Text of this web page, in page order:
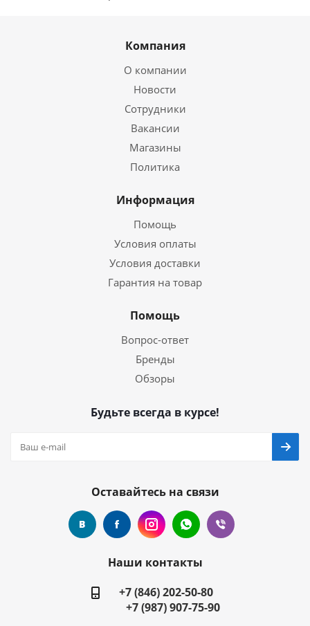
Компания
О компании
Новости
Сотрудники
Вакансии
Магазины
Политика
Информация
Помощь
Условия оплаты
Условия доставки
Гарантия на товар
Помощь
Вопрос-ответ
Бренды
Обзоры
Будьте всегда в курсе!
Оставайтесь на связи
Наши контакты
+7 (846) 202-50-80
+7 (987) 907-75-90